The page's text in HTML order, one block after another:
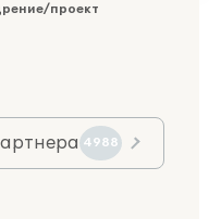
проект
4988